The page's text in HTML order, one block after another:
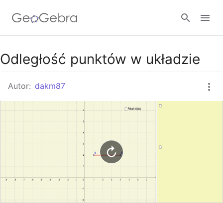
Google Classroom
GeoGebra Classroom
Odległość punktów w układzie
Autor: dakm87